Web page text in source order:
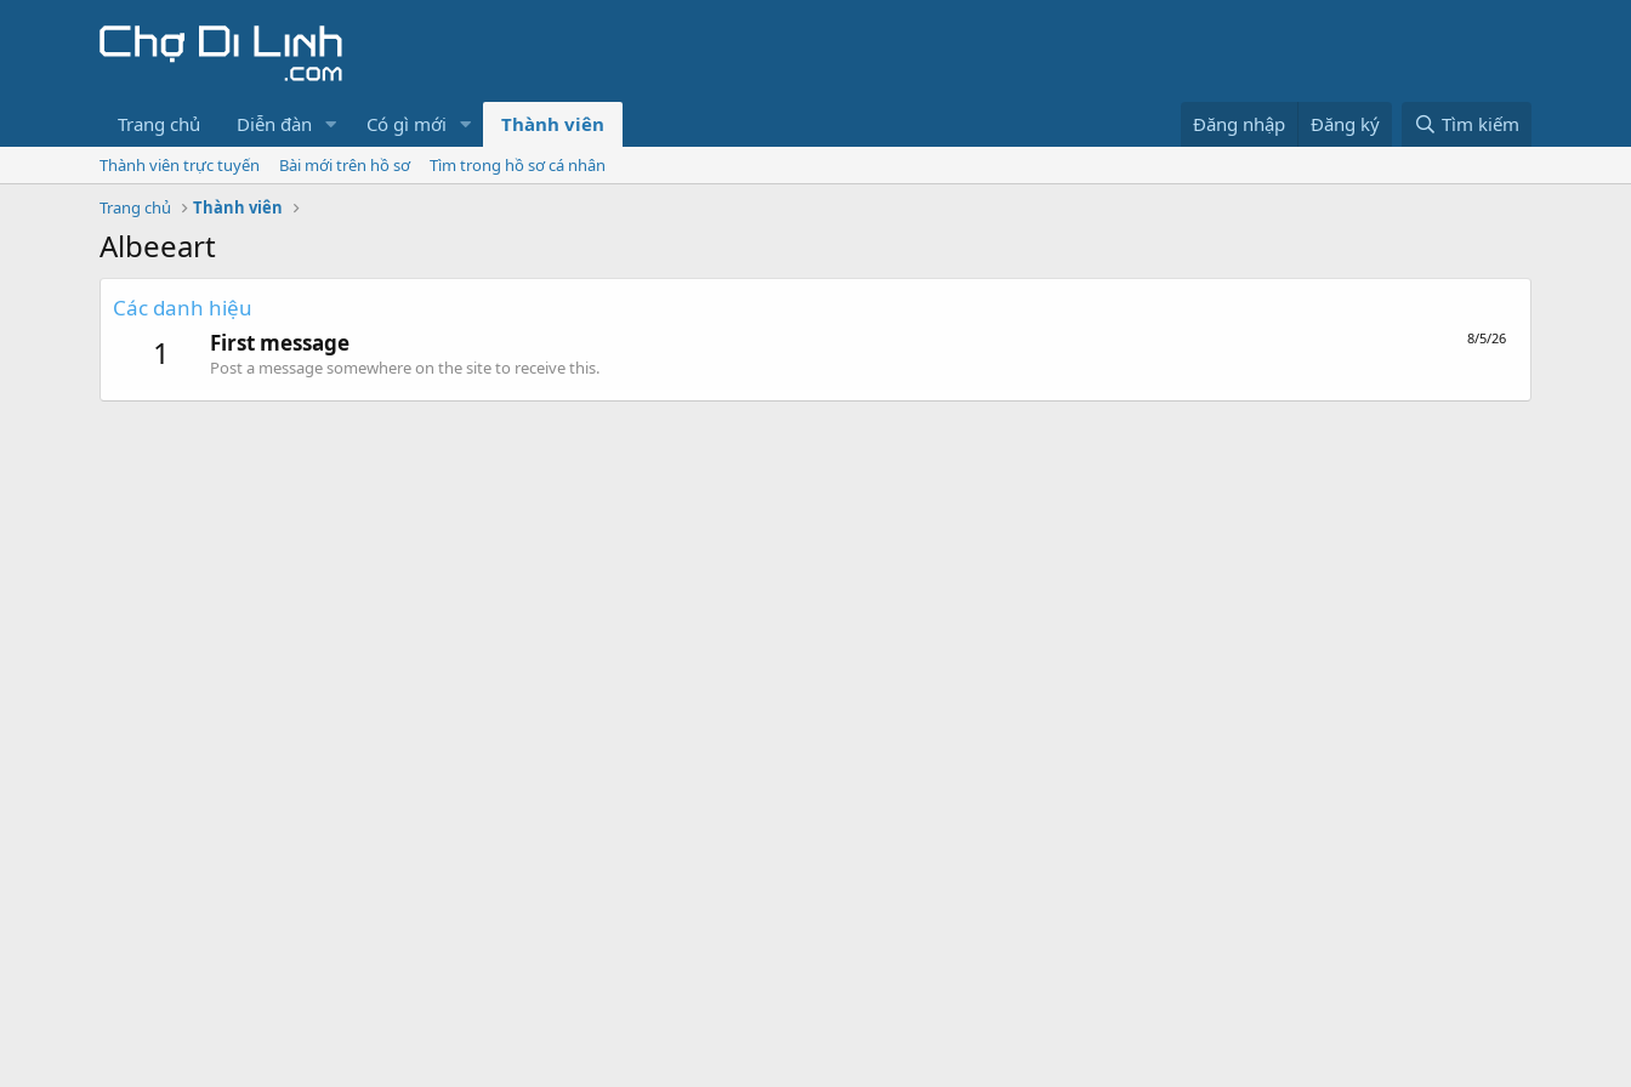
Trang chủ Diễn đàn Có gì mới Thành viên Đăng nhập Đăng ký Tìm kiếm
Thành viên trực tuyến Bài mới trên hồ sơ
Tìm trong hồ sơ cá nhân
Trang chủ
Thành viên
Albeeart
Các danh hiệu
1 8/5/26
First message
Post a message somewhere on the site to receive this.